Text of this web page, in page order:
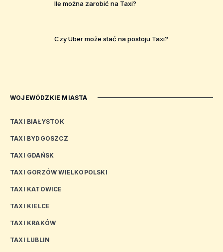
Ile można zarobić na Taxi?
Czy Uber może stać na postoju Taxi?
WOJEWÓDZKIE MIASTA
TAXI BIAŁYSTOK
TAXI BYDGOSZCZ
TAXI GDAŃSK
TAXI GORZÓW WIELKOPOLSKI
TAXI KATOWICE
TAXI KIELCE
TAXI KRAKÓW
TAXI LUBLIN